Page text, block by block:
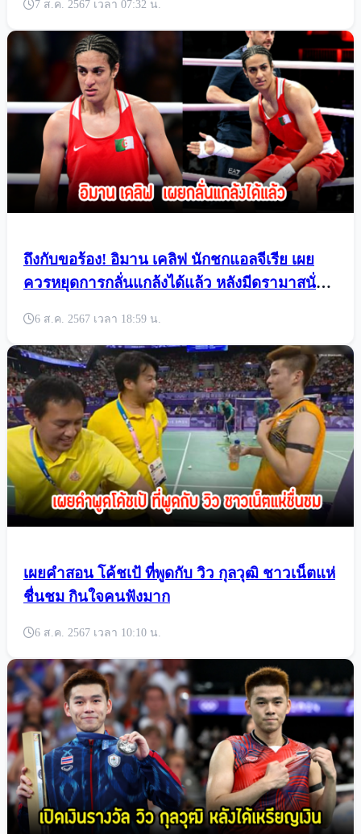
7 ส.ค. 2567 เวลา 07:32 น.
ถึงกับขอร้อง! อิมาน เคลิฟ นักชกแอลจีเรีย เผย
ควรหยุดการกลั่นแกล้งได้แล้ว หลังมีดรามาสนั่น
6 ส.ค. 2567 เวลา 18:59 น.
เผยคำสอน โค้ชเป้ ที่พูดกับ วิว กุลวุฒิ ชาวเน็ตแห่
ชื่นชม กินใจคนฟังมาก
6 ส.ค. 2567 เวลา 10:10 น.